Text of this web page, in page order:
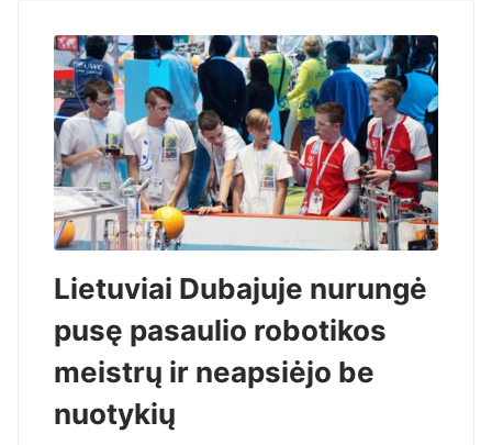
Lietuviai Dubajuje nurungė
pusę pasaulio robotikos
meistrų ir neapsiėjo be
nuotykių